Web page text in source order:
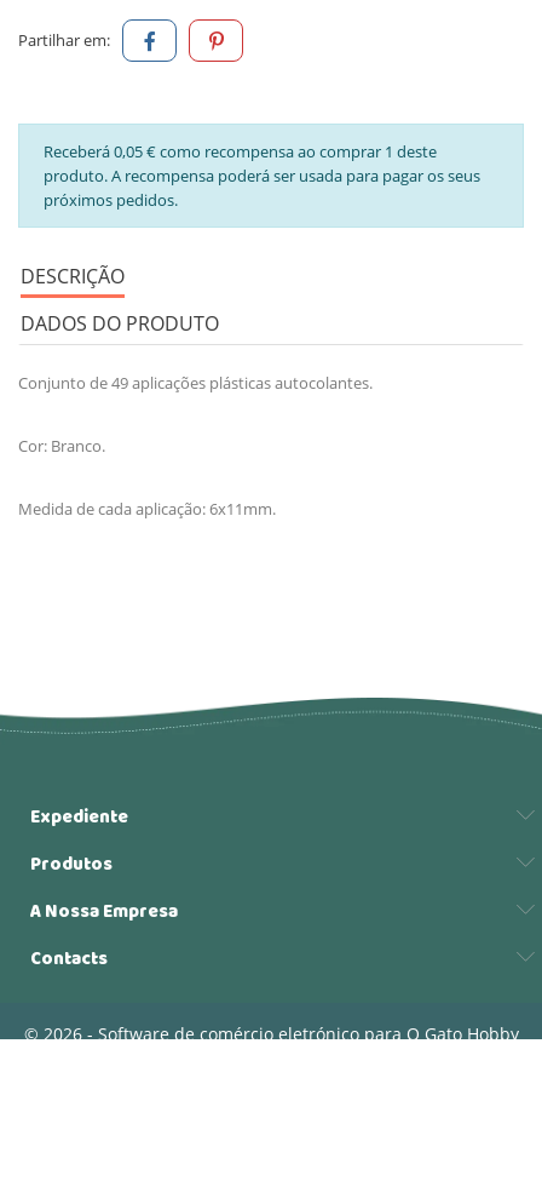
Partilhar em:
Receberá 0,05 € como recompensa ao comprar 1 deste
produto. A recompensa poderá ser usada para pagar os seus
próximos pedidos.
DESCRIÇÃO
DADOS DO PRODUTO
Conjunto de 49 aplicações plásticas autocolantes.
Cor: Branco.
Medida de cada aplicação: 6x11mm.
Expediente
Produtos
A Nossa Empresa
Contacts
© 2026 - Software de comércio eletrónico para O Gato Hobby